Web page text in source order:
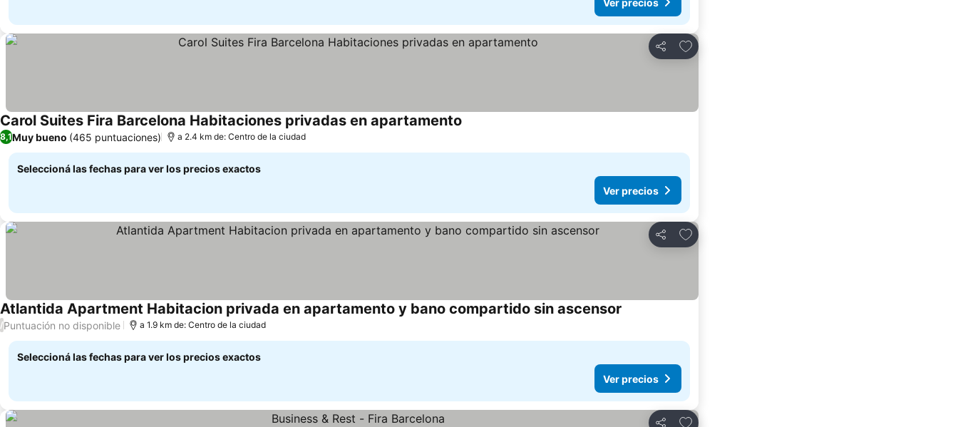
Compartir
Añadir a favoritos
Carol Suites Fira Barcelona Habitaciones privadas en apartamento
8,1Muy bueno (465 puntuaciones) a 2.4 km de: Centro de la ciudad
Seleccioná las fechas para ver los precios exactos
Ver precios
Compartir
Añadir a favoritos
Atlantida Apartment Habitacion privada en apartamento y bano compartido sin ascensor
/Puntuación no disponible a 1.9 km de: Centro de la ciudad
Seleccioná las fechas para ver los precios exactos
Ver precios
Añadir a favoritos